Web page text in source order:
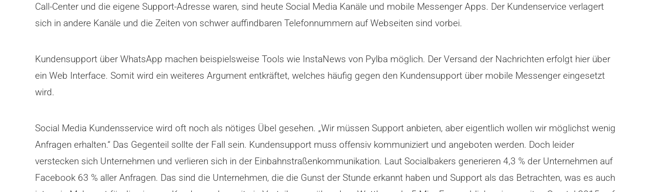
Call-Center und die eigene Support-Adresse waren, sind heute Social Media Kanäle und mobile Messenger Apps. Der Kundenservice verlagert
sich in andere Kanäle und die Zeiten von schwer auffindbaren Telefonnummern auf Webseiten sind vorbei.
Kundensupport über WhatsApp machen beispielsweise Tools wie InstaNews von Pylba möglich. Der Versand der Nachrichten erfolgt hier über
ein Web Interface. Somit wird ein weiteres Argument entkräftet, welches häufig gegen den Kundensupport über mobile Messenger eingesetzt
wird.
Social Media Kundensservice wird oft noch als nötiges Übel gesehen. „Wir müssen Support anbieten, aber eigentlich wollen wir möglichst wenig
Anfragen erhalten.“ Das Gegenteil sollte der Fall sein. Kundensupport muss offensiv kommuniziert und angeboten werden. Doch leider
verstecken sich Unternehmen und verlieren sich in der Einbahnstraßenkommunikation. Laut Socialbakers generieren 4,3 % der Unternehmen auf
Facebook 63 % aller Anfragen. Das sind die Unternehmen, die die Gunst der Stunde erkannt haben und Support als das Betrachten, was es auch